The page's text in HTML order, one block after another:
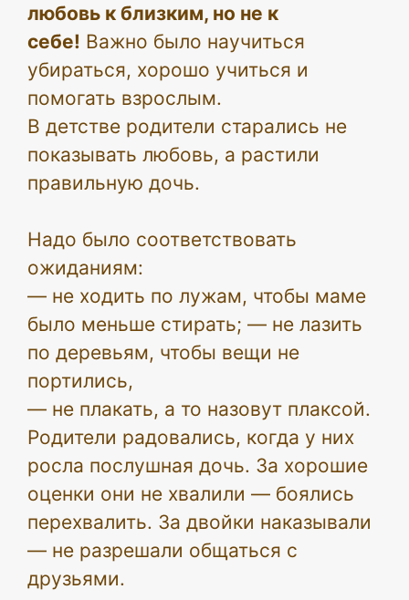
любовь к близким, но не к
себе! Важно было научиться
убираться, хорошо учиться и
помогать взрослым.
В детстве родители старались не
показывать любовь, а растили
правильную дочь.
Надо было соответствовать
ожиданиям:
— не ходить по лужам, чтобы маме
было меньше стирать; — не лазить
по деревьям, чтобы вещи не
портились,
— не плакать, а то назовут плаксой.
Родители радовались, когда у них
росла послушная дочь. За хорошие
оценки они не хвалили — боялись
перехвалить. За двойки наказывали
— не разрешали общаться с
друзьями.